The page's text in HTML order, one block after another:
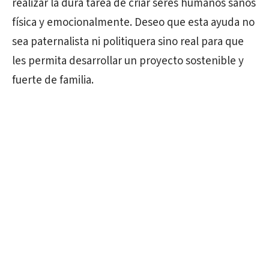
realizar la dura tarea de criar seres humanos sanos
física y emocionalmente. Deseo que esta ayuda no
sea paternalista ni politiquera sino real para que
les permita desarrollar un proyecto sostenible y
fuerte de familia.